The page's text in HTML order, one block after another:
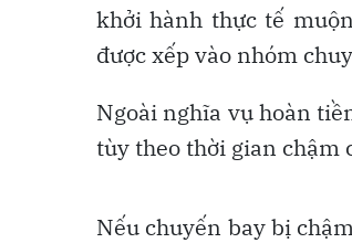
khởi hành thực tế
được xếp vào nhóm
Ngoài nghĩa vụ hoàn
tùy theo thời gian chậm
Nếu chuyến bay bị